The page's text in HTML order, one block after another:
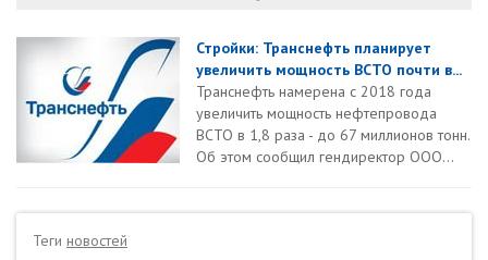
Стройки: Транснефть планирует
увеличить мощность ВСТО почти в...
Транснефть намерена с 2018 года
увеличить мощность нефтепровода
ВСТО в 1,8 раза - до 67 миллионов тонн.
Об этом сообщил гендиректор ООО...
Теги новостей